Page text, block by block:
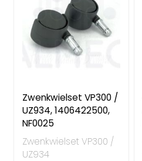
Zwenkwielset VP300 /
UZ934, 1406422500,
NF0025
Zwenkwielset VP300 /
UZ934